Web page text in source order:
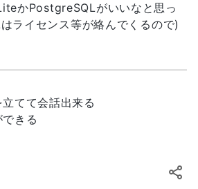
かPostgreSQLがいいなと思っ
ライセンス等が絡んでくるので)
てて会話出来る
できる